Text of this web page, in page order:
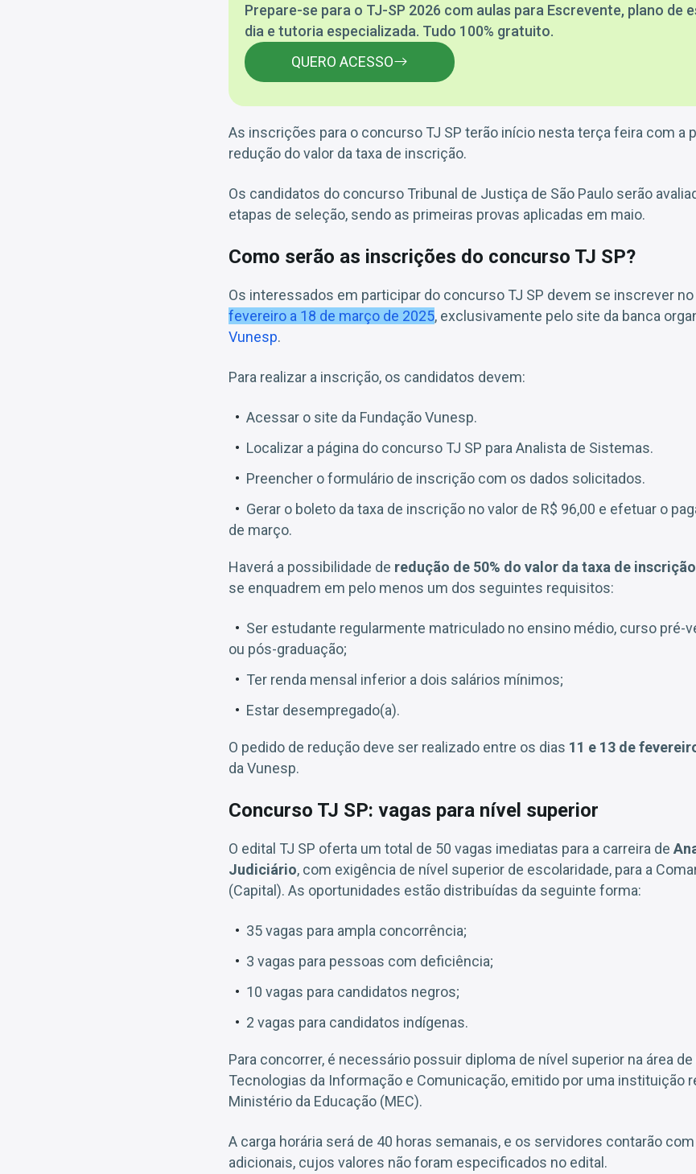
Prepare-se para o TJ-SP 2026 com aulas para Escrevente, plano de
dia e tutoria especializada. Tudo 100% gratuito.
QUERO ACESSO
As inscrições para o concurso TJ SP terão início nesta terça feira com a
redução do valor da taxa de inscrição.
Os candidatos do concurso Tribunal de Justiça de São Paulo serão
etapas de seleção, sendo as primeiras provas aplicadas em maio.
Como serão as inscrições do concurso TJ SP?
Os interessados em participar do concurso TJ SP devem se inscrever
fevereiro a 18 de março de 2025, exclusivamente pelo site da banca
Vunesp.
Para realizar a inscrição, os candidatos devem:
Acessar o site da Fundação Vunesp.
Localizar a página do concurso TJ SP para Analista de Sistemas.
Preencher o formulário de inscrição com os dados solicitados.
Gerar o boleto da taxa de inscrição no valor de R$ 96,00 e efetuar o
de março.
Haverá a possibilidade de redução de 50% do valor da taxa de inscrição
se enquadrem em pelo menos um dos seguintes requisitos:
Ser estudante regularmente matriculado no ensino médio, curso pré-
ou pós-graduação;
Ter renda mensal inferior a dois salários mínimos;
Estar desempregado(a).
O pedido de redução deve ser realizado entre os dias 11 e 13 de
da Vunesp.
Concurso TJ SP: vagas para nível superior
O edital TJ SP oferta um total de 50 vagas imediatas para a carreira de
Judiciário, com exigência de nível superior de escolaridade, para a
(Capital). As oportunidades estão distribuídas da seguinte forma:
35 vagas para ampla concorrência;
3 vagas para pessoas com deficiência;
10 vagas para candidatos negros;
2 vagas para candidatos indígenas.
Para concorrer, é necessário possuir diploma de nível superior na área
Tecnologias da Informação e Comunicação, emitido por uma instituição
Ministério da Educação (MEC).
A carga horária será de 40 horas semanais, e os servidores contarão
adicionais, cujos valores não foram especificados no edital.